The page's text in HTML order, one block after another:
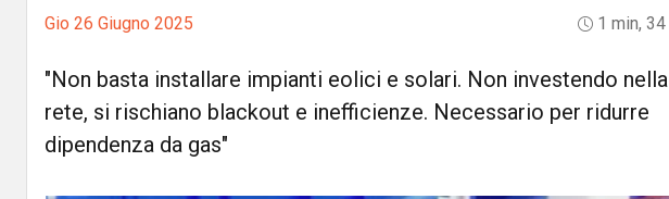
Gio 26 Giugno 2025 1 min,
"Non basta installare impianti eolici e solari. Non investendo nella
rete, si rischiano blackout e inefficienze. Necessario per ridurre
dipendenza da gas"